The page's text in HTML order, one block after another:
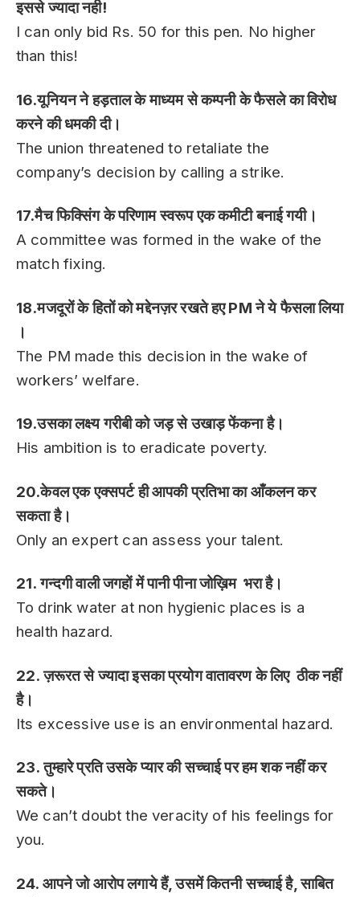
इससे ज्यादा नही!
I can only bid Rs. 50 for this pen. No higher
than this!
16.यूनियन ने हड़ताल के माध्यम से कम्पनी के फैसले का विरोध
करने की धमकी दी।
The union threatened to retaliate the
company’s decision by calling a strike.
17.मैच फिक्सिंग के परिणाम स्वरूप एक कमीटी बनाई गयी।
A committee was formed in the wake of the
match fixing.
18.मजदूरों के हितों को मद्देनज़र रखते हए PM ने ये फैसला लिया
।
The PM made this decision in the wake of
workers’ welfare.
19.उसका लक्ष्य गरीबी को जड़ से उखाड़ फेंकना है।
His ambition is to eradicate poverty.
20.केवल एक एक्सपर्ट ही आपकी प्रतिभा का आँकलन कर
सकता है।
Only an expert can assess your talent.
21. गन्दगी वाली जगहों में पानी पीना जोख़िम भरा है।
To drink water at non hygienic places is a
health hazard.
22. ज़रूरत से ज्यादा इसका प्रयोग वातावरण के लिए ठीक नहीं
है।
Its excessive use is an environmental hazard.
23. तुम्हारे प्रति उसके प्यार की सच्चाई पर हम शक नहीं कर
सकते।
We can’t doubt the veracity of his feelings for
you.
24. आपने जो आरोप लगाये हैं, उसमें कितनी सच्चाई है, साबित